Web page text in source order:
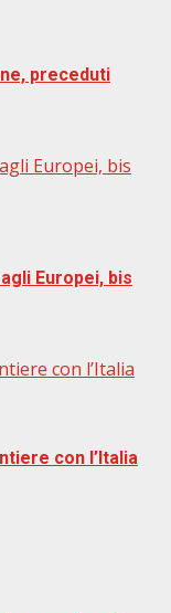
preceduti
Europei, bis
Europei, bis
con l’Italia
con l’Italia